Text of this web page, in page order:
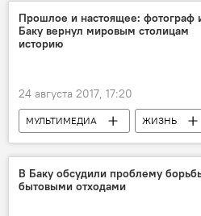
Пресс-центр
Прошлое и настоящее: фотограф
Баку вернул мировым столицам
историю
24 августа 2017, 17:20
МУЛЬТИМЕДИА ЖИЗНЬ
Новости
Культура
В Баку обсудили проблему
бытовыми отходами